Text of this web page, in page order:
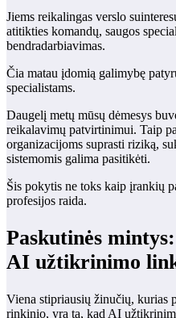
Jiems reikalingas verslo
atitikties komandų, saugos
bendradarbiavimas.
Čia matau įdomią galimybę
specialistams.
Daugelį metų mūsų dėmesys
reikalavimų patvirtinimui. Taip
organizacijoms suprasti riziką,
sistemomis galima pasitikėti.
Šis pokytis ne toks kaip įrankių
profesijos raida.
Paskutinės
AI užtikrinimo
Viena stipriausių žinučių, kurias
rinkinio, yra ta, kad AI